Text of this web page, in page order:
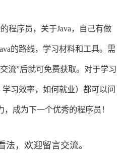
程序员，关于Java，自己有做
的路线，学习材料和工具。需
流”后就可免费获取。对于学习
习效率，如何就业）都可以问
成为下一个优秀的程序员！
法，欢迎留言交流。